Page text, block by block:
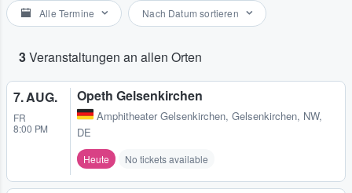
Alle Termine Nach Datum sortieren
3Veranstaltungen an allen Orten
7. AUG.
FR
8:00 PM
Opeth Gelsenkirchen
Amphitheater Gelsenkirchen, Gelsenkirchen, NW,
DE
Heute No tickets available